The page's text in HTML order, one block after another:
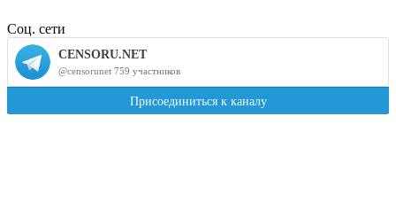
Соц. сети